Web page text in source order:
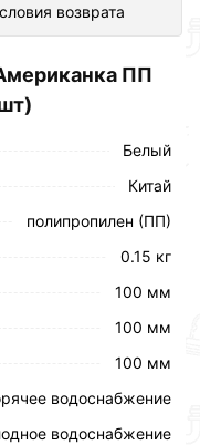
возврата
отличной
ПП
Белый
Китай
полипропилен (ПП)
0.15 кг
100 мм
100 мм
100 мм
водоснабжение
водоснабжение